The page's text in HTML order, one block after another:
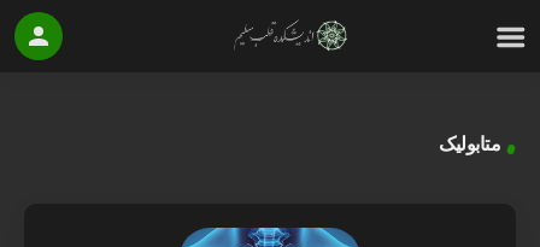
متابولیک